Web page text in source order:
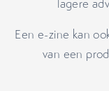
lagere
Een e-zine kan
van een